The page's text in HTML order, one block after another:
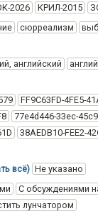
2026 КРИЛ-2015
сюрреализм
английский
FF9C63FD-4FE5-
77e4d446-33ec-
38AEDB10-FEE2-
всё) Не указано
С обсуждениями
лунчатором